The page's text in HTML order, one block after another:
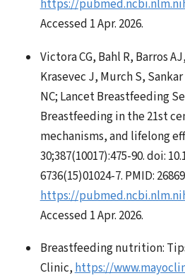
https://
Accessed 1 Apr. 2026.
Victora CG, Bahl R, Barros
Krasevec J, Murch S,
NC; Lancet Breastfeeding
Breastfeeding in the 21st
mechanisms, and lifelong
30;387(10017):475-90. doi:
6736(15)01024-7. PMID:
https://
Accessed 1 Apr. 2026.
Breastfeeding nutrition:
Clinic,https://